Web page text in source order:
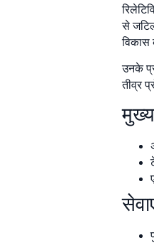
से
विकास
उनके
तीव्र
मुख्य